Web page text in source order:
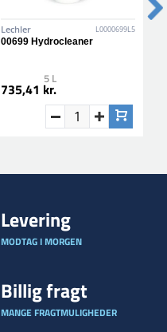
Lechler L0000699L5
00699 Hydrocleaner
5 L
735,41 kr.
Levering
MODTAG I MORGEN
Billig fragt
MANGE FRAGTMULIGHEDER